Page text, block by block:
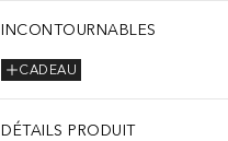
INCONTOURNABLES
CADEAU
DÉTAILS PRODUIT